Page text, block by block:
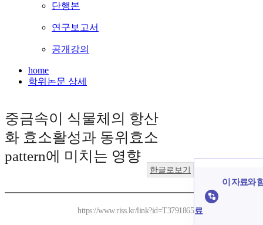
단행본
연구보고서
공개강의
home
학위논문 상세
중금속이 식물체의 항산
화 효소활성과 동위효소
pattern에 미치는 영향
한글로보기
https://www.riss.kr/link?id=T3791865
이 자료와
료